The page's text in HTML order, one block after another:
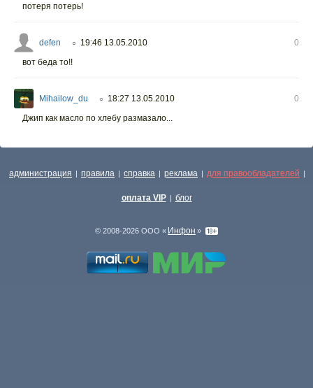
потеря потерь!
defen ○ 19:46 13.05.2010
0
вот беда то!!
Mihailow_du ○ 18:27 13.05.2010
0
Джип как масло по хлебу размазало...
администрация | правила | справка | реклама | для правообладателей |
оплата VIP | блог
© 2008-2026 ООО « Инфон »